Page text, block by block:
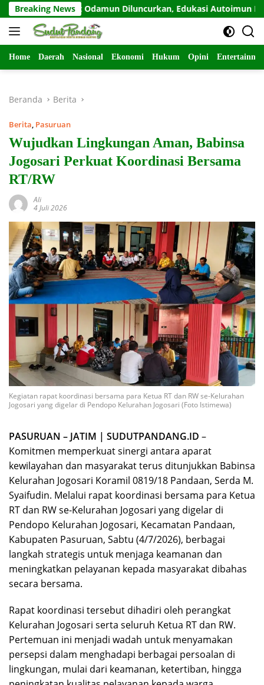
Langsung
ke
konten
Breaking News
Sahabat Odamun Diluncurkan, Edukasi Autoimun
Home Daerah Nasional Ekonomi Hukum Opini
Beranda Berita
Berita, Pasuruan
Wujudkan Lingkungan Aman, Babinsa
Jogosari Perkuat Koordinasi Bersama
RT/RW
Ali
4 Juli 2026
Kegiatan rapat koordinasi bersama para Ketua RT dan RW se-Kelurahan
Jogosari yang digelar di Pendopo Kelurahan Jogosari (Foto Istimewa)
PASURUAN – JATIM | SUDUTPANDANG.ID –
Komitmen memperkuat sinergi antara aparat
kewilayahan dan masyarakat terus ditunjukkan Babinsa
Kelurahan Jogosari Koramil 0819/18 Pandaan, Serda M.
Syaifudin. Melalui rapat koordinasi bersama para Ketua
RT dan RW se-Kelurahan Jogosari yang digelar di
Pendopo Kelurahan Jogosari, Kecamatan Pandaan,
Kabupaten Pasuruan, Sabtu (4/7/2026), berbagai
langkah strategis untuk menjaga keamanan dan
meningkatkan pelayanan kepada masyarakat dibahas
secara bersama.
Rapat koordinasi tersebut dihadiri oleh perangkat
Kelurahan Jogosari serta seluruh Ketua RT dan RW.
Pertemuan ini menjadi wadah untuk menyamakan
persepsi dalam menghadapi berbagai persoalan di
lingkungan, mulai dari keamanan, ketertiban, hingga